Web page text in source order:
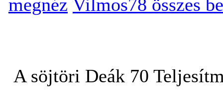
megnéz Vilmos78 összes
A söjtöri Deák 70